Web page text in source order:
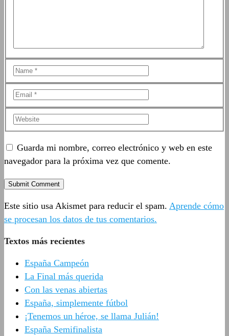
Guarda mi nombre, correo electrónico y web en este
navegador para la próxima vez que comente.
Este sitio usa Akismet para reducir el spam. Aprende cómo
se procesan los datos de tus comentarios.
Textos más recientes
España Campeón
La Final más querida
Con las venas abiertas
España, simplemente fútbol
¡Tenemos un héroe, se llama Julián!
España Semifinalista